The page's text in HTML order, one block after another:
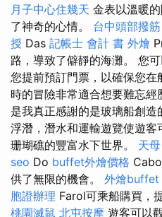
月子中心住幾天 金表以溫暖
了神奇的心情。 台中頭部撥筋
授 Das 記帳士 會計 書 外燴
路，導致了僻靜的海灘。 您
您提前預訂門票，以確保您
時的冒險非常適合想要難忘
是我真正感謝的是玻璃船創造
浮潛，潛水和運輸遊覽使遊
珊瑚礁的豐富水下世界。 天
seo Do buffet外燴價格
供了無限的機會。 外燴buffet
胞證辦理 Farol可乘船購買，
桃園滅鼠 北屯按摩 遊客可以